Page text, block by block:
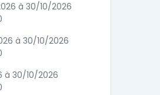
à 30/10/2026
à 30/10/2026
à 30/10/2026